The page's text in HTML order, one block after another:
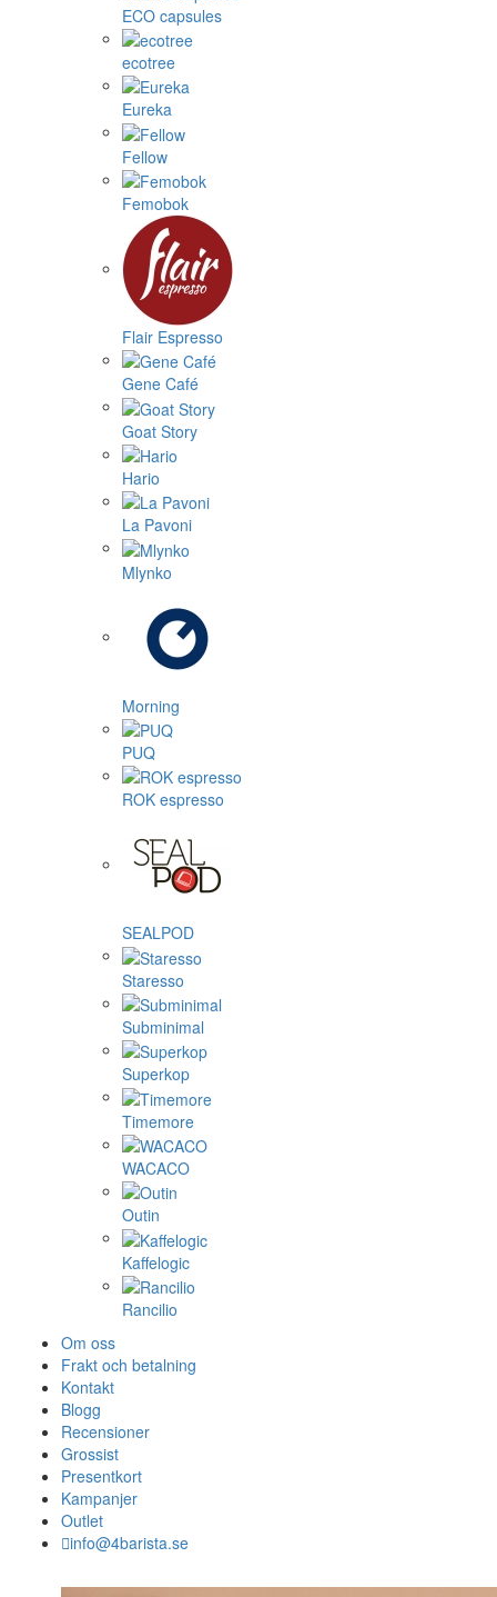
ECO capsules
ecotree
Eureka
Fellow
Femobok
Flair Espresso
Gene Café
Goat Story
Hario
La Pavoni
Mlynko
Morning
PUQ
ROK espresso
SEALPOD
Staresso
Subminimal
Superkop
Timemore
WACACO
Outin
Kaffelogic
Rancilio
Om oss
Frakt och betalning
Kontakt
Blogg
Recensioner
Grossist
Presentkort
Kampanjer
Outlet
info@4barista.se